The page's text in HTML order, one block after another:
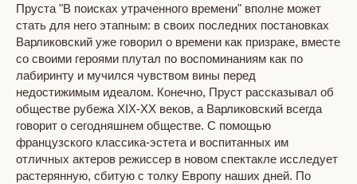
Пруста "В поисках утраченного времени" вполне может
стать для него этапным: в своих последних постановках
Варликовский уже говорил о времени как призраке, вместе
со своими героями плутал по воспоминаниям как по
лабиринту и мучился чувством вины перед
недостижимым идеалом. Конечно, Пруст рассказывал об
обществе рубежа XIX-XX веков, а Варликовский всегда
говорит о сегодняшнем обществе. С помощью
французского классика-эстета и воспитанных им
отличных актеров режиссер в новом спектакле исследует
растерянную, сбитую с толку Европу наших дней. По